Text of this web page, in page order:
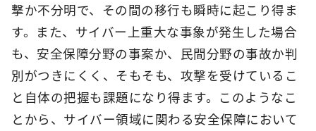
撃か不分明で、その間の移行も瞬時に起こり得ま
す。また、サイバー上重大な事象が発生した場合
も、安全保障分野の事案か、民間分野の事故か判
別がつきにくく、そもそも、攻撃を受けているこ
と自体の把握も課題になり得ます。このようなこ
とから、サイバー領域に関わる安全保障において